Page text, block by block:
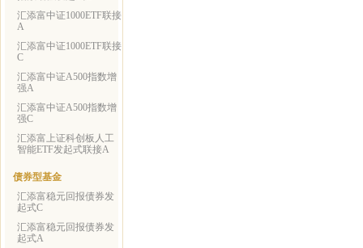
汇添富中证1000ETF联接
A
汇添富中证1000ETF联接
C
汇添富中证A500指数增
强A
汇添富中证A500指数增
强C
汇添富上证科创板人工
智能ETF发起式联接A
债券型基金
汇添富稳元回报债券发
起式C
汇添富稳元回报债券发
起式A